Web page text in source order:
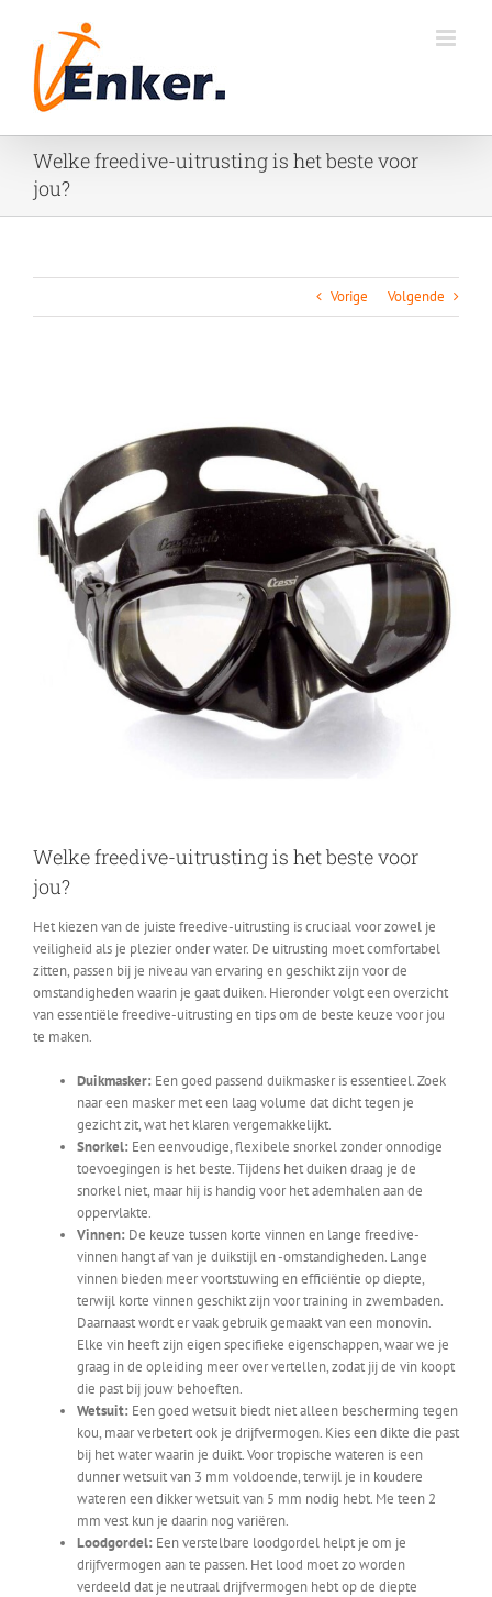
inhoud
Welke freedive-uitrusting is het beste voor
jou?
Vorige Volgende
Welke freedive-uitrusting is het beste voor
jou?
Het kiezen van de juiste freedive-uitrusting is cruciaal voor zowel je
veiligheid als je plezier onder water. De uitrusting moet comfortabel
zitten, passen bij je niveau van ervaring en geschikt zijn voor de
omstandigheden waarin je gaat duiken. Hieronder volgt een overzicht
van essentiële freedive-uitrusting en tips om de beste keuze voor jou
te maken.
Duikmasker: Een goed passend duikmasker is essentieel. Zoek
naar een masker met een laag volume dat dicht tegen je
gezicht zit, wat het klaren vergemakkelijkt.
Snorkel: Een eenvoudige, flexibele snorkel zonder onnodige
toevoegingen is het beste. Tijdens het duiken draag je de
snorkel niet, maar hij is handig voor het ademhalen aan de
oppervlakte.
Vinnen: De keuze tussen korte vinnen en lange freedive-
vinnen hangt af van je duikstijl en -omstandigheden. Lange
vinnen bieden meer voortstuwing en efficiëntie op diepte,
terwijl korte vinnen geschikt zijn voor training in zwembaden.
Daarnaast wordt er vaak gebruik gemaakt van een monovin.
Elke vin heeft zijn eigen specifieke eigenschappen, waar we je
graag in de opleiding meer over vertellen, zodat jij de vin koopt
die past bij jouw behoeften.
Wetsuit: Een goed wetsuit biedt niet alleen bescherming tegen
kou, maar verbetert ook je drijfvermogen. Kies een dikte die past
bij het water waarin je duikt. Voor tropische wateren is een
dunner wetsuit van 3 mm voldoende, terwijl je in koudere
wateren een dikker wetsuit van 5 mm nodig hebt. Me teen 2
mm vest kun je daarin nog variëren.
Loodgordel: Een verstelbare loodgordel helpt je om je
drijfvermogen aan te passen. Het lood moet zo worden
verdeeld dat je neutraal drijfvermogen hebt op de diepte